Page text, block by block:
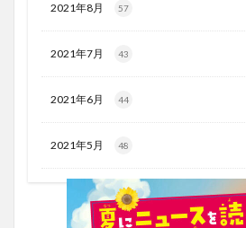
2021年8月 57
2021年7月 43
2021年6月 44
2021年5月 48